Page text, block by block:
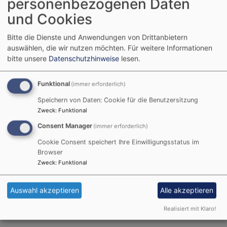
Kirchenchor
Jeden Donnerstag von 20 Uhr bis 21.30 Uhr trifft sich
der Kirchenchor unserer Gemeinde zum Proben im
Gemeindesaal in Aichach. Neue Sängerinnen und
Sänger sind herzlich willkommen.
Am besten wenden Sie sich an den Chorleiter Josef
Putz. Kontakt: E-Mail:
Tel:0152/5 975 70 68
Ein Adventskonzert findet statt und jedes Jahr im
Januar gibt der Gospelchor 'Salvation' aus Gersthofen
ein umjubeltes Gastkonzert.
personenbezogenen Daten
und Cookies
Bitte die Dienste und Anwendungen von Drittanbietern
auswählen, die wir nutzen möchten. Für weitere Informationen
bitte unsere Datenschutzhinweise lesen.
Funktional (immer erforderlich)
Speichern von Daten: Cookie für die Benutzersitzung
Zweck: Funktional
Consent Manager (immer erforderlich)
Cookie Consent speichert Ihre Einwilligungsstatus im
Browser
Zweck: Funktional
Auswahl akzeptieren Alle akzeptieren
Realisiert mit Klaro!